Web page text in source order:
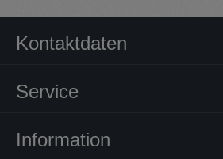
Kontaktdaten
Service
Information